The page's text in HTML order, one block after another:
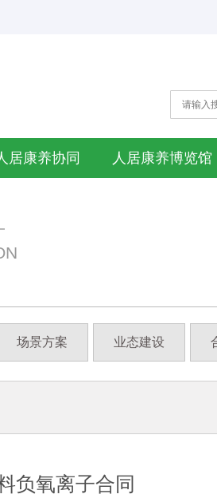
居康养协同 人居康养博览馆
场景方案 业态建设
负氧离子合同